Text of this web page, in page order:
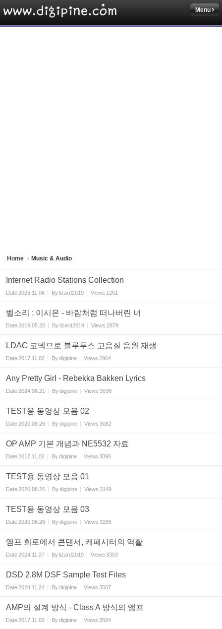
Menu
Home Music & Audio
Internet Radio Stations Collection
Date2025.11.06 Bylizard2019 Views 1251
벨소리 : 이시은 - 바람처럼 떠나버린 너
Date2019.05.20 Bylizard2019 Views 2879
LDAC 코덱으로 블루투스 고음질 음원 재생
Date2017.11.02 Bydigipine Views 2964
Any Pretty Girl - Rebekka Bakken Lyrics
Date2024.08.21 Bydigipine Views 3038
TEST용 동영상 모음 02
Date2020.08.26 Bydigipine Views 3082
OP AMP 기본 개념과 NE5532 자료
Date2017.11.02 Bydigipine Views 3090
TEST용 동영상 모음 01
Date2020.08.26 Bydigipine Views 3149
TEST용 동영상 모음 03
Date2020.08.26 Bydigipine Views 3285
앰프 회로에서 콘덴서, 캐패시터의 역활
Date2024.11.27 Bylizard2019 Views 3353
DSD 2.8M DSF Sample Test Files
Date2024.11.24 Bydigipine Views 3567
AMP의 설계 방식 - Class A 방식의 앰프
Date2017.11.02 Bydigipine Views 3584
Sketchbook5, 스케치북5